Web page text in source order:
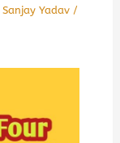
Sanjay Yadav /